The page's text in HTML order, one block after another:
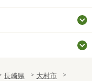
長崎県
大村市